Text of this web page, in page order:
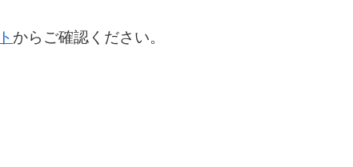
からご確認ください。